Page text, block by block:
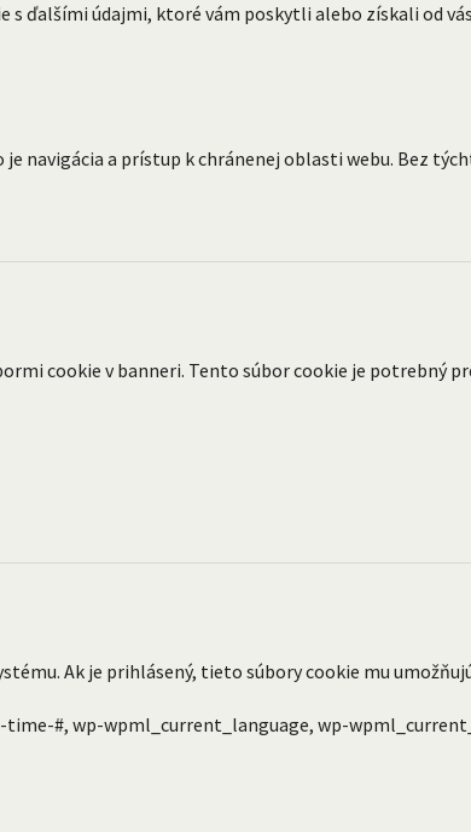
ďalšími údajmi, ktoré vám poskytli alebo získali od
navigácia a prístup k chránenej oblasti webu. Bez
cookie v banneri. Tento súbor cookie je potrebný
Ak je prihlásený, tieto súbory cookie mu
#, wp-wpml_current_language, wp-